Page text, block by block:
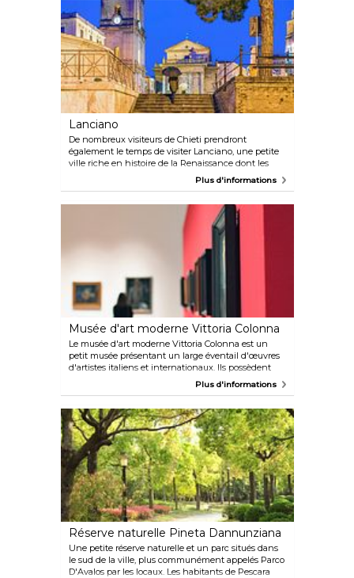
est particulièrement intéressant. Il est situé dans
une villa entourée d'un parc et contient diverses
découvertes archéologiques, telles que des statues et
des tombes romaines.
Lanciano
De nombreux visiteurs de Chieti prendront
également le temps de visiter Lanciano, une petite
ville riche en histoire de la Renaissance dont les
quartiers historiques sont particulièrement bien
préservés dans la région des Abruzzes. Lanciano est
miracle eucharistique catholique enregistré.
Plus d'informations
Musée d'art moderne Vittoria Colonna
Le musée d'art moderne Vittoria Colonna est un
petit musée présentant un large éventail d'œuvres
d'artistes italiens et internationaux. Ils possèdent
une collection permanente avec des peintures de
Plus d'informations
Réserve naturelle Pineta Dannunziana
Une petite réserve naturelle et un parc situés dans
le sud de la ville, plus communément appelés Parco
D'Avalos par les locaux. Les habitants de Pescara